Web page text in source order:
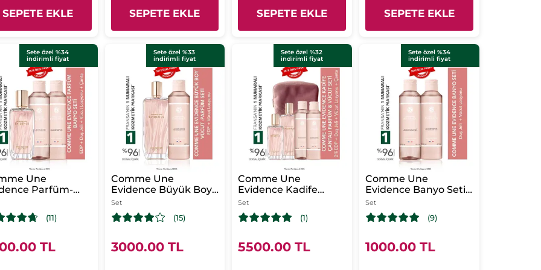
SEPETE EKLE SEPETE EKLE SEPETE EKLE SEPETE EKLE
Sete özel %34
indirimli fiyat
Une
Parfüm-
Seti-EDP 50 ml
Losyonu 200
Duş Jeli 200 ml
(11)
TL
Sete özel %33
indirimli fiyat
Comme Une
Evidence Büyük Boy
Vücut - Parfüm Seti-
EDP 100 ml &Vücut
Losyonu 200 ml
Set
(15)
3000.00 TL
Sete özel %32
indirimli fiyat
Comme Une
Evidence Kadife
Çantalı Parfüm -
Vücut Seti-EDP 100
ml & EDP 50 ml
ml & Duş Jeli 200 ml &
Kadife Çanta
Set
(1)
5500.00 TL
Sete özel %34
indirimli fiyat
Comme Une
Evidence Banyo Seti-
Duş Jeli 200 ml
&Vücut Losyonu 200
ml
Set
(9)
1000.00 TL